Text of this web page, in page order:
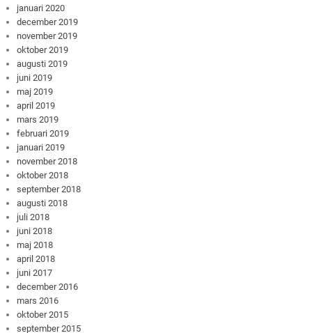
januari 2020
december 2019
november 2019
oktober 2019
augusti 2019
juni 2019
maj 2019
april 2019
mars 2019
februari 2019
januari 2019
november 2018
oktober 2018
september 2018
augusti 2018
juli 2018
juni 2018
maj 2018
april 2018
juni 2017
december 2016
mars 2016
oktober 2015
september 2015